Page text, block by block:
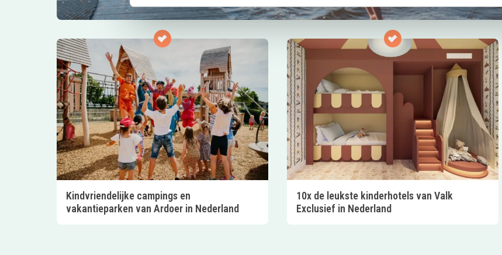
Kindvriendelijke campings en
vakantieparken van Ardoer in Nederland
10x de leukste kinderhotels van Valk
Exclusief in Nederland